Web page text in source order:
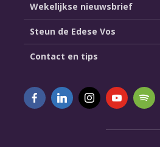
Wekelijkse nieuwsbrief
Steun de Edese Vos
Contact en tips